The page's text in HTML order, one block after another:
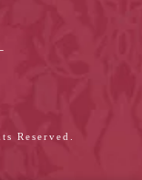
Reserved.